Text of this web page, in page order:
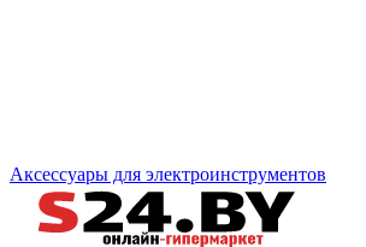
Аксессуары для электроинструментов